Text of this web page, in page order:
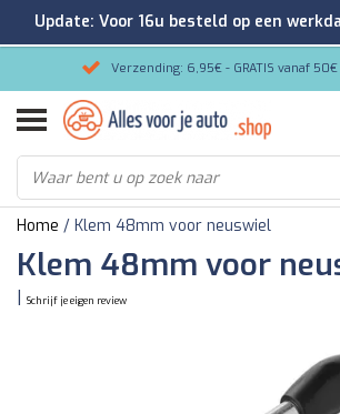
Verzending: 6,95€ - GRATIS vanaf 50€
Gemakkelijk bestellen/Veilig
9.2/10 Klantenrating via
Home / Klem 48mm voor neuswiel
Klem 48mm voor
Schrijf je eigen review
Update: Voor 16u besteld op een
verzonden!